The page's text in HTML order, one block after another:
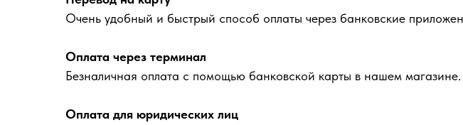
Очень удобный и быстрый способ оплаты через банковские
Оплата через терминал
Безналичная оплата с помощью банковской карты в нашем магазине.
Оплата для юридических лиц